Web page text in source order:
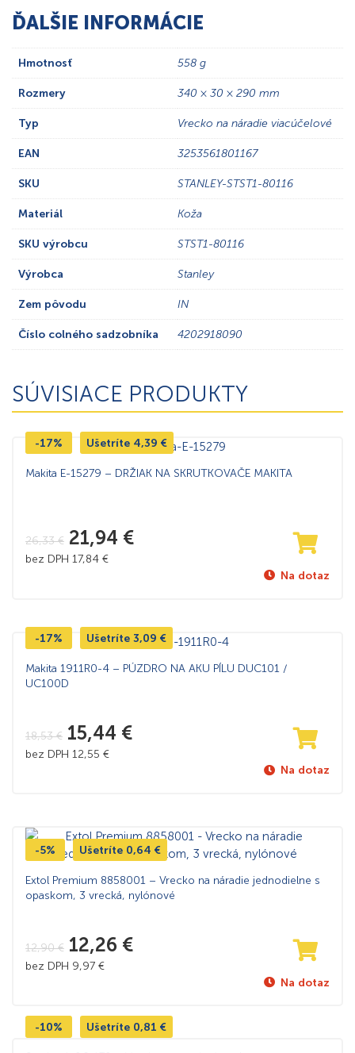
ĎALŠIE INFORMÁCIE
Hmotnosť 558 g
Rozmery 340 × 30 × 290 mm
Typ Vrecko na náradie viacúčelové
EAN 3253561801167
SKU STANLEY-STST1-80116
Materiál Koža
SKU výrobcu STST1-80116
Výrobca Stanley
Zem pôvodu IN
Číslo colného sadzobníka 4202918090
SÚVISIACE PRODUKTY
-17% Ušetríte 4,39 €
Makita E-15279 – DRŽIAK NA SKRUTKOVAČE MAKITA
26,33€ 21,94 €
bez DPH 17,84 €
Na dotaz
-17% Ušetríte 3,09 €
Makita 1911R0-4 – PÚZDRO NA AKU PÍLU DUC101 /
UC100D
18,53€ 15,44 €
bez DPH 12,55 €
Na dotaz
-5% Ušetríte 0,64 €
Extol Premium 8858001 – Vrecko na náradie jednodielne s
opaskom, 3 vrecká, nylónové
12,90€ 12,26 €
bez DPH 9,97 €
Na dotaz
-10% Ušetríte 0,81 €